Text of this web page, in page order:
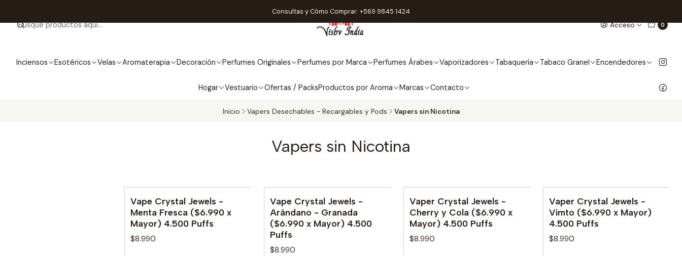
Acceso 0
Inciensos Esotéricos Velas Aromaterapia Decoración Perfumes Originales Perfumes por Marca Perfumes Árabes Vaporizadores Tabaquería Tabaco Granel Encendedores
Hogar Vestuario Ofertas / PacksProductos por Aroma Marcas Contacto
Consultas y Cómo Comprar: +569 9845 1424
Inicio Vapers Desechables - Recargables y Pods Vapers sin Nicotina
Vapers sin Nicotina
Vape Crystal Jewels -
Menta Fresca ($6.990 x
Mayor) 4.500 Puffs
$8.990
Vape Crystal Jewels -
Arándano - Granada
($6.990 x Mayor) 4.500
Puffs
$8.990
Vaper Crystal Jewels -
Cherry y Cola ($6.990 x
Mayor) 4.500 Puffs
$8.990
Vaper Crystal Jewels -
Vimto ($6.990 x Mayor)
4.500 Puffs
$8.990